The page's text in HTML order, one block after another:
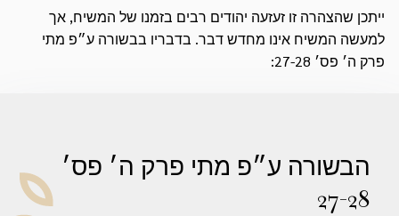
ייתכן שהצהרה זו זעזעה יהודים רבים בזמנו של המשיח, אך
למעשה המשיח אינו מחדש דבר. בדבריו בבשורה ע״פ מתי
פרק ה׳ פס׳ 27-28:
הבשורה ע״פ מתי פרק ה׳ פס׳
27-28